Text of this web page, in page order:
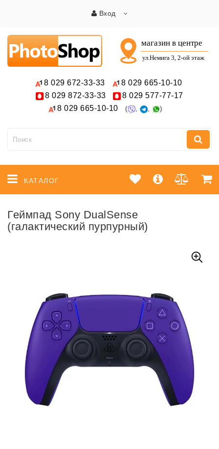
Вход
8 029 672-33-33 8 029 665-10-10
8 029 872-33-33 8 029 577-77-17
8 029 665-10-10 ( , , )
КАТАЛОГ
Геймпад Sony DualSense
(галактический пурпурный)